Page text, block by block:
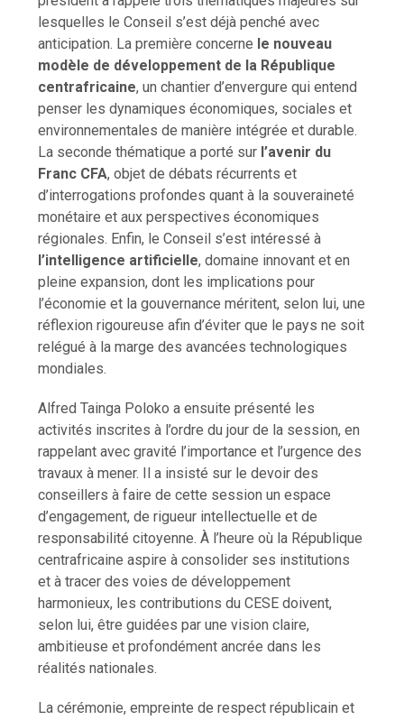
lesquelles le Conseil s’est déjà penché avec
anticipation. La première concerne le nouveau
modèle de développement de la République
centrafricaine, un chantier d’envergure qui entend
penser les dynamiques économiques, sociales et
environnementales de manière intégrée et durable.
La seconde thématique a porté sur l’avenir du
Franc CFA, objet de débats récurrents et
d’interrogations profondes quant à la souveraineté
monétaire et aux perspectives économiques
régionales. Enfin, le Conseil s’est intéressé à
l’intelligence artificielle, domaine innovant et en
pleine expansion, dont les implications pour
l’économie et la gouvernance méritent, selon lui, une
réflexion rigoureuse afin d’éviter que le pays ne soit
relégué à la marge des avancées technologiques
mondiales.
Alfred Tainga Poloko a ensuite présenté les
activités inscrites à l’ordre du jour de la session, en
rappelant avec gravité l’importance et l’urgence des
travaux à mener. Il a insisté sur le devoir des
conseillers à faire de cette session un espace
d’engagement, de rigueur intellectuelle et de
responsabilité citoyenne. À l’heure où la République
centrafricaine aspire à consolider ses institutions
et à tracer des voies de développement
harmonieux, les contributions du CESE doivent,
selon lui, être guidées par une vision claire,
ambitieuse et profondément ancrée dans les
réalités nationales.
La cérémonie, empreinte de respect républicain et